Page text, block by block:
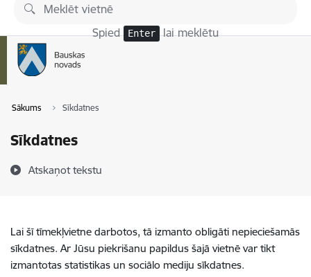
Pāriet uz lapas saturu
Spied Enter lai meklētu
Sākums Sīkdatnes
Sīkdatnes
Atskaņot tekstu
Lai šī tīmekļvietne darbotos, tā izmanto obligāti nepieciešamās
sīkdatnes. Ar Jūsu piekrišanu papildus šajā vietnē var tikt
izmantotas statistikas un sociālo mediju sīkdatnes.